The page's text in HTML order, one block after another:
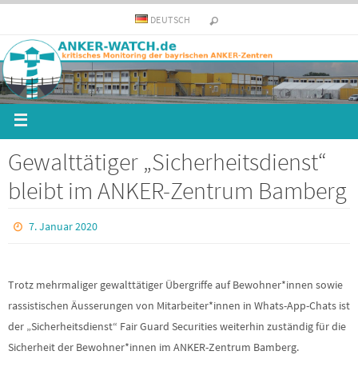
DEUTSCH
Gewalttätiger „Sicherheitsdienst“
bleibt im ANKER-Zentrum Bamberg
7. Januar 2020
Trotz mehrmaliger gewalttätiger Übergriffe auf Bewohner*innen sowie
rassistischen Äusserungen von Mitarbeiter*innen in Whats-App-Chats ist
der „Sicherheitsdienst“ Fair Guard Securities weiterhin zuständig für die
Sicherheit der Bewohner*innen im ANKER-Zentrum Bamberg.